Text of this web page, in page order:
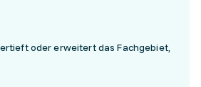
oder erweitert das Fachgebiet,